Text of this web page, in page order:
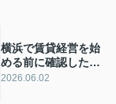
横浜で賃貸経営を始
める前に確認したい
修繕費用の見通しと
2026.06.02